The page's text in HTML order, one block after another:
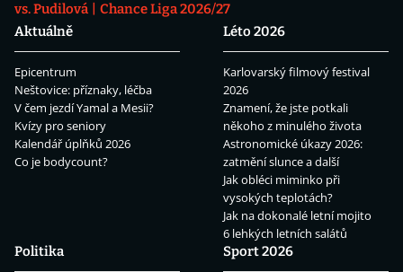
vs. Pudilová
Chance Liga 2026/27
Aktuálně
Epicentrum
Neštovice: příznaky, léčba
V čem jezdí Yamal a Mesii?
Kvízy pro seniory
Kalendář úplňků 2026
Co je bodycount?
Léto 2026
Karlovarský filmový festival
2026
Znamení, že jste potkali
někoho z minulého života
Astronomické úkazy 2026:
zatmění slunce a další
Jak obléci miminko při
vysokých teplotách?
Jak na dokonalé letní mojito
6 lehkých letních salátů
Politika
Sport 2026